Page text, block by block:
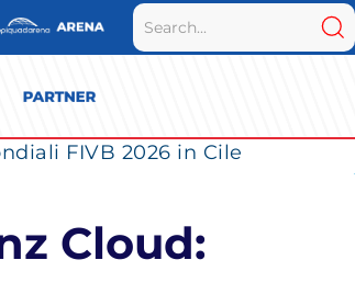
FIVB 2026 in Cile
Cloud: